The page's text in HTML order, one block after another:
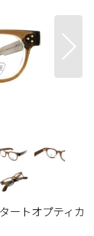
ートオプティカ